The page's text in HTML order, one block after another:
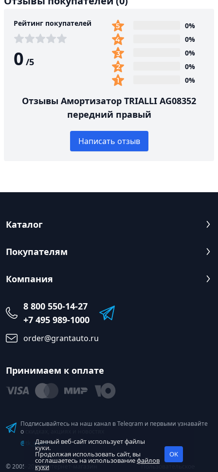
Рейтинг покупателей
0 /5
0%
0%
0%
0%
0%
Отзывы Амортизатор TRIALLI AG08352
передний правый
Написать отзыв
Каталог
Покупателям
Компания
8 800 550-14-27
+7 495 989-1000
order@grantauto.ru
Принимаем к оплате
Подписывайтесь на наш канал в Telegram и первыми узнавайте
о скидках, акциях и новостях
@tk_grant
© 2005-2026 Интернет-магазин
Пользовательское
Данный веб-сайт использует файлы
куки.
Продолжая использовать сайт, вы
соглашаетесь на использованиефайлов
куки
OK